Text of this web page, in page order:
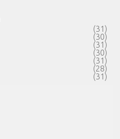
(31)
(30)
(31)
(30)
(31)
(28)
(31)